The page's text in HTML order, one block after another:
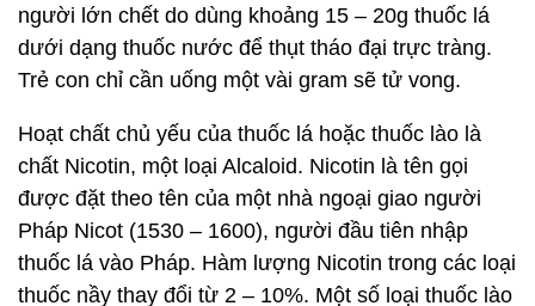
người lớn chết do dùng khoảng 15 – 20g thuốc lá
dưới dạng thuốc nước để thụt tháo đại trực tràng.
Trẻ con chỉ cần uống một vài gram sẽ tử vong.
Hoạt chất chủ yếu của thuốc lá hoặc thuốc lào là
chất Nicotin, một loại Alcaloid. Nicotin là tên gọi
được đặt theo tên của một nhà ngoại giao người
Pháp Nicot (1530 – 1600), người đầu tiên nhập
thuốc lá vào Pháp. Hàm lượng Nicotin trong các loại
thuốc nầy thay đổi từ 2 – 10%. Một số loại thuốc lào